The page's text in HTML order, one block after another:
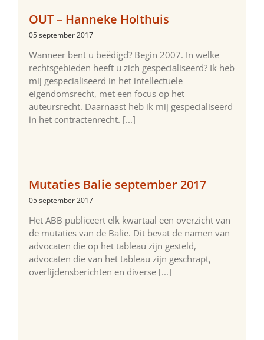
OUT – Hanneke Holthuis
05 september 2017
Wanneer bent u beëdigd? Begin 2007. In welke
rechtsgebieden heeft u zich gespecialiseerd? Ik heb
mij gespecialiseerd in het intellectuele
eigendomsrecht, met een focus op het
auteursrecht. Daarnaast heb ik mij gespecialiseerd
in het contractenrecht. [...]
Mutaties Balie september 2017
05 september 2017
Het ABB publiceert elk kwartaal een overzicht van
de mutaties van de Balie. Dit bevat de namen van
advocaten die op het tableau zijn gesteld,
advocaten die van het tableau zijn geschrapt,
overlijdensberichten en diverse [...]